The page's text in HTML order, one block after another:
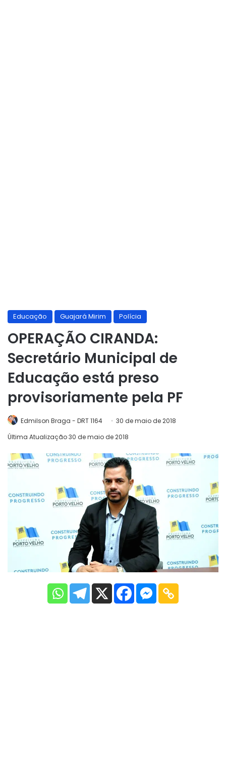
Educação Guajará Mirim Polícia
OPERAÇÃO CIRANDA:
Secretário Municipal de
Educação está preso
provisoriamente pela PF
Edmilson Braga - DRT 1164
30 de maio de 2018
Última Atualização 30 de maio de 2018